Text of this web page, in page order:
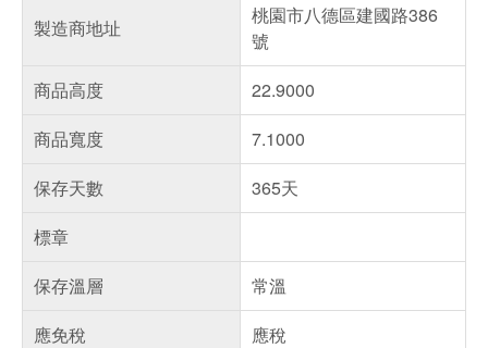
製造商地址
桃園市八德區建國路386
號
商品高度
22.9000
商品寬度
7.1000
保存天數
365天
標章
保存溫層
常溫
應免稅
應稅